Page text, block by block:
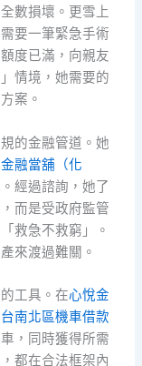
數損壞。更雪上
要一筆緊急手術
度已滿，向親友
情境，她需要的
案。
的金融管道。她
融當舖（化
經過諮詢，她了
而是受政府監管
救急不救窮」。
來渡過難關。
工具。在心悅金
台南北區機車借款
，同時獲得所需
都在合法框架內